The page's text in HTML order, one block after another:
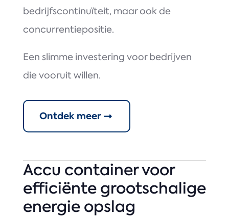
bedrijfscontinuïteit, maar ook de
concurrentiepositie.
Een slimme investering voor bedrijven
die vooruit willen.
Ontdek meer
Accu container voor
efficiënte grootschalige
energie opslag